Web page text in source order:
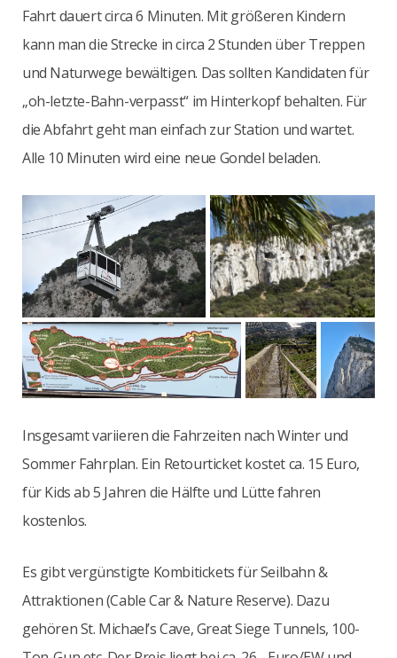
Fahrt dauert circa 6 Minuten. Mit größeren Kindern
kann man die Strecke in circa 2 Stunden über Treppen
und Naturwege bewältigen. Das sollten Kandidaten für
„oh-letzte-Bahn-verpasst“ im Hinterkopf behalten. Für
die Abfahrt geht man einfach zur Station und wartet.
Alle 10 Minuten wird eine neue Gondel beladen.
Insgesamt variieren die Fahrzeiten nach Winter und
Sommer Fahrplan. Ein Retourticket kostet ca. 15 Euro,
für Kids ab 5 Jahren die Hälfte und Lütte fahren
kostenlos.
Es gibt vergünstigte Kombitickets für Seilbahn &
Attraktionen (Cable Car & Nature Reserve). Dazu
gehören St. Michael’s Cave, Great Siege Tunnels, 100-